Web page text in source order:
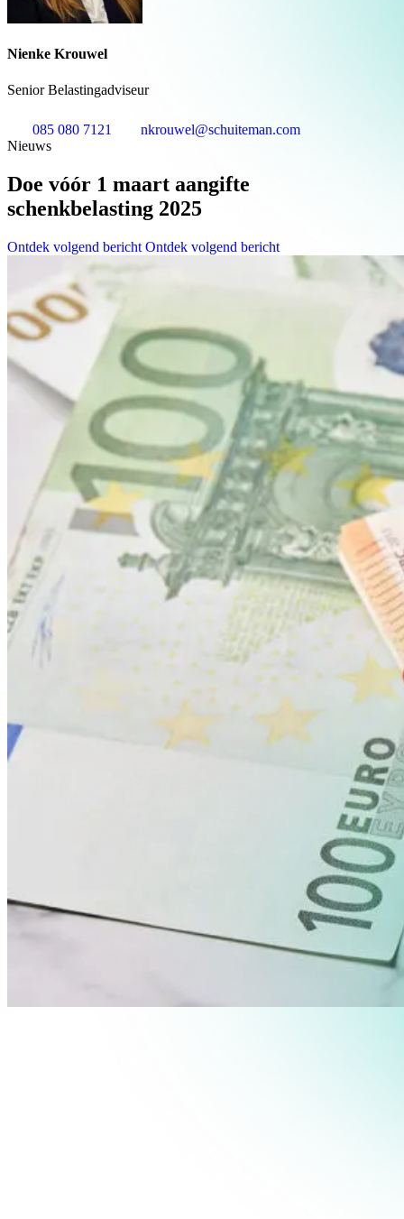
Nienke Krouwel
Senior Belastingadviseur
085 080 7121
nkrouwel@schuiteman.com
Nieuws
Doe vóór 1 maart aangifte
schenkbelasting 2025
Ontdek volgend bericht Ontdek volgend bericht